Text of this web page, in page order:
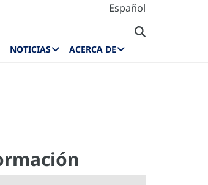
Español
NOTICIAS ACERCA DE